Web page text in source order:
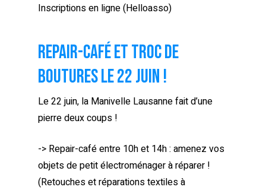
Inscriptions en ligne (Helloasso)
Repair-café et troc de
boutures le 22 juin !
Le 22 juin, la Manivelle Lausanne fait d’une
pierre deux coups !
-> Repair-café entre 10h et 14h : amenez vos
objets de petit électroménager à réparer !
(Retouches et réparations textiles à